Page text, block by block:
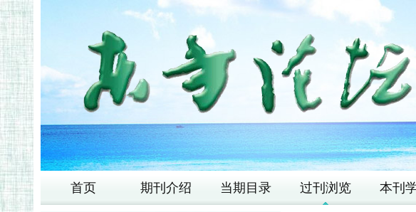
首页 期刊介绍 当期目录 过刊浏览 本刊